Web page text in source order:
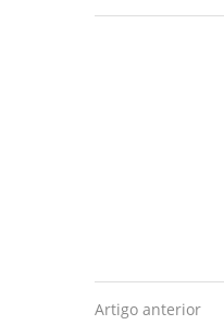
Artigo anterior